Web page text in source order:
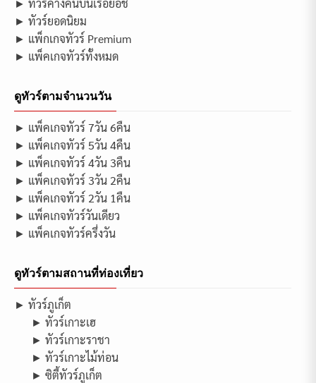
► ทัวร์ยอดนิยม
► แพ็กเกจทัวร์ Premium
► แพ็คเกจทัวร์ทั้งหมด
ดูทัวร์ตามจำนวนวัน
► แพ็คเกจทัวร์ 7วัน 6คืน
► แพ็คเกจทัวร์ 5วัน 4คืน
► แพ็คเกจทัวร์ 4วัน 3คืน
► แพ็คเกจทัวร์ 3วัน 2คืน
► แพ็คเกจทัวร์ 2วัน 1คืน
► แพ็คเกจทัวร์วันเดียว
► แพ็คเกจทัวร์ครึ่งวัน
ดูทัวร์ตามสถานที่ท่องเที่ยว
► ทัวร์ภูเก็ต
► ทัวร์เกาะเฮ
► ทัวร์เกาะราชา
► ทัวร์เกาะไม้ท่อน
► ซิตี้ทัวร์ภูเก็ต